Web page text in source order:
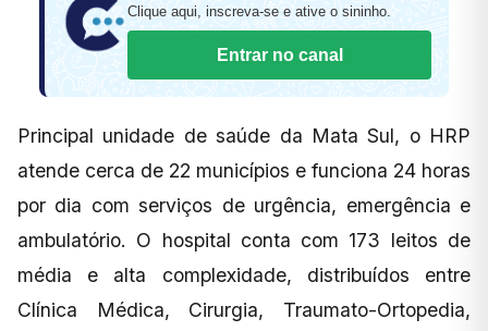
Clique aqui, inscreva-se e ative o sininho.
Entrar no canal
Principal unidade de saúde da Mata Sul, o HRP
atende cerca de 22 municípios e funciona 24 horas
por dia com serviços de urgência, emergência e
ambulatório. O hospital conta com 173 leitos de
média e alta complexidade, distribuídos entre
Clínica Médica, Cirurgia, Traumato-Ortopedia,